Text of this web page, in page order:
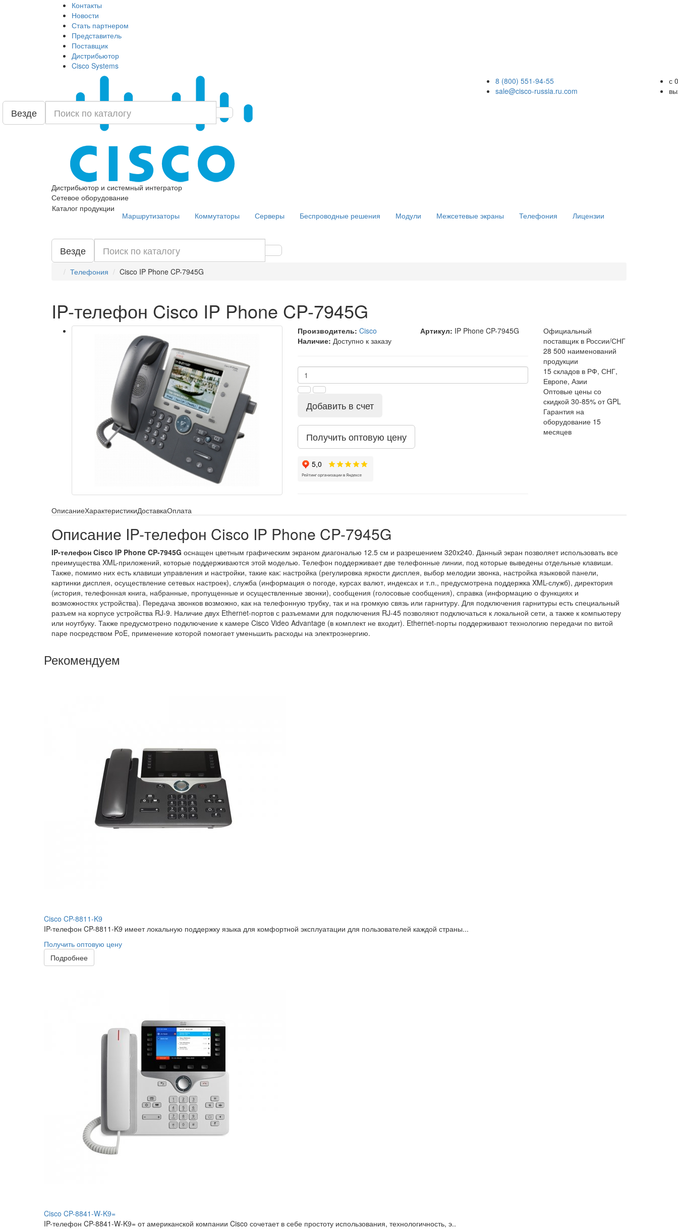
Контакты
Новости
Стать партнером
Представитель
Поставщик
Дистрибьютор
Cisco Systems
Дистрибьютор и системный интегратор
Сетевое оборудование
8 (800) 551-94-55
sale@cisco-russia.ru.com
с
Везде
Каталог продукции
Маршрутизаторы Коммутаторы Серверы Беспроводные решения Модули Межсетевые экраны Телефония Лицензии
Везде
Телефония Cisco IP Phone CP-7945G
IP-телефон Cisco IP Phone CP-7945G
Производитель: Cisco Артикул: IP Phone CP-7945G
Наличие: Доступно к заказу
Добавить в счет
Получить оптовую цену
Официальный
поставщик в России/СНГ
28 500 наименований
продукции
15 складов в РФ, СНГ,
Европе, Азии
Оптовые цены со
скидкой 30-85% от GPL
Гарантия на
оборудование 15
месяцев
ОписаниеХарактеристикиДоставкаОплата
Описание IP-телефон Cisco IP Phone CP-7945G
IP-телефон Cisco IP Phone CP-7945G оснащен цветным графическим экраном диагональю 12.5 см и разрешением 320x240. Данный экран позволяет использовать все
преимущества XML-приложений, которые поддерживаются этой моделью. Телефон поддерживает две телефонные линии, под которые выведены отдельные клавиши.
Также, помимо них есть клавиши управления и настройки, такие как: настройка (регулировка яркости дисплея, выбор мелодии звонка, настройка языковой панели,
картинки дисплея, осуществление сетевых настроек), служба (информация о погоде, курсах валют, индексах и т.п., предусмотрена поддержка XML-служб), директория
(история, телефонная книга, набранные, пропущенные и осуществленные звонки), сообщения (голосовые сообщения), справка (информацию о функциях и
возможностях устройства). Передача звонков возможно, как на телефонную трубку, так и на громкую связь или гарнитуру. Для подключения гарнитуры есть специальный
разъем на корпусе устройства RJ-9. Наличие двух Ethernet-портов с разъемами для подключения RJ-45 позволяют подключаться к локальной сети, а также к компьютеру
или ноутбуку. Также предусмотрено подключение к камере Cisco Video Advantage (в комплект не входит). Ethernet-порты поддерживают технологию передачи по витой
паре посредством PoE, применение которой помогает уменьшить расходы на электроэнергию.
Рекомендуем
Cisco CP-8811-K9
IP-телефон CP-8811-K9 имеет локальную поддержку языка для комфортной эксплуатации для пользователей каждой страны...
Получить оптовую цену
Подробнее
Cisco CP-8841-W-K9=
IP-телефон CP-8841-W-K9= от американской компании Cisco сочетает в себе простоту использования, технологичность, э..